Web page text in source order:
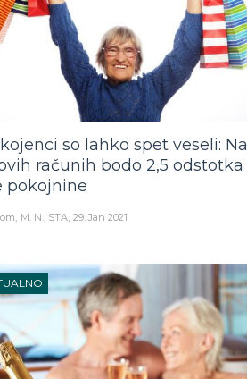
so lahko spet veseli: Na
računih bodo 2,5 odstotka
pokojnine
M. N., STA 29. Jan 2021